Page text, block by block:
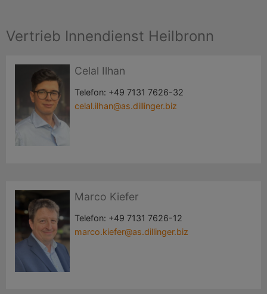
Vertrieb Innendienst Heilbronn
Celal Ilhan
Telefon: +49 7131 7626-32
celal.ilhan@as.dillinger.biz
Marco Kiefer
Telefon: +49 7131 7626-12
marco.kiefer@as.dillinger.biz